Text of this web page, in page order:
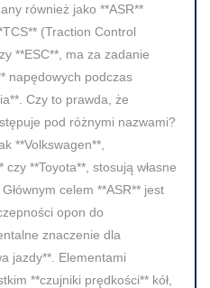
również jako **ASR**
(Traction Control
**ESC**, ma za zadanie
napędowych podczas
Czy to prawda, że
pod różnymi nazwami?
**Volkswagen**,
**Toyota**, stosują własne
celem **ASR** jest
opon do
znaczenie dla
jazdy**. Elementami
**czujniki prędkości** kół,